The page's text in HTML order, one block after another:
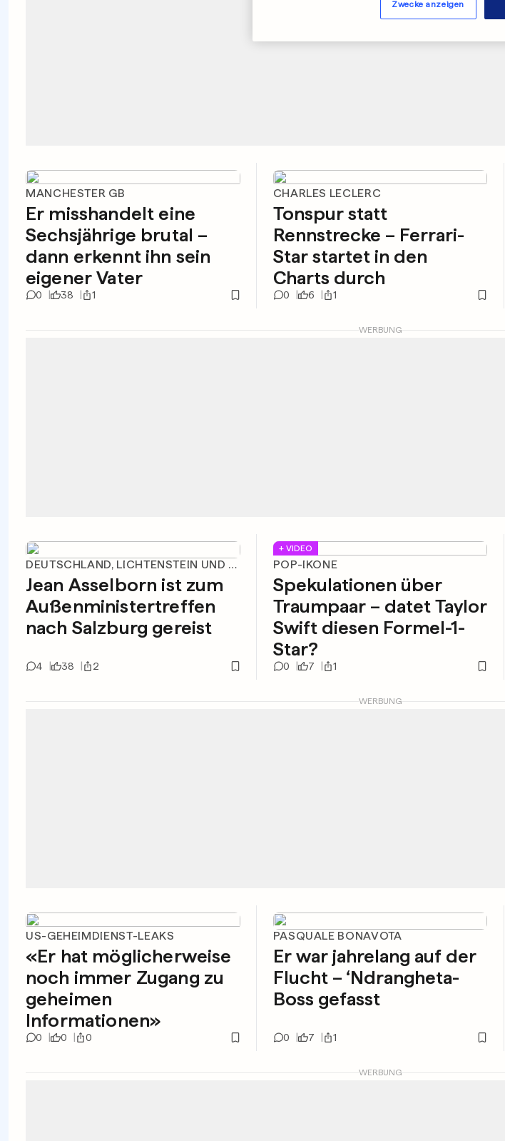
MANCHESTER GB
Er misshandelt eine
Sechsjährige brutal –
dann erkennt ihn sein
eigener Vater
0 38 1
CHARLES LECLERC
Tonspur statt
Rennstrecke – Ferrari-
Star startet in den
Charts durch
0 6 1
WERBUNG
DEUTSCHLAND, LICHTENSTEIN UND SCHWEIZ
Jean Asselborn ist zum
Außenministertreffen
nach Salzburg gereist
4 38 2
+ VIDEO
POP-IKONE
Spekulationen über
Traumpaar – datet Taylor
Swift diesen Formel-1-
Star?
0 7 1
WERBUNG
US-GEHEIMDIENST-LEAKS
«Er hat möglicherweise
noch immer Zugang zu
geheimen
Informationen»
0 0 0
PASQUALE BONAVOTA
Er war jahrelang auf der
Flucht – ‘Ndrangheta-
Boss gefasst
0 7 1
WERBUNG
Zwecke anzeigen